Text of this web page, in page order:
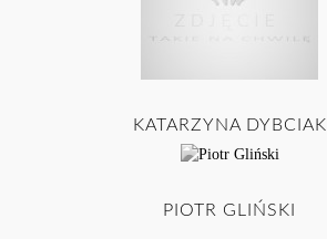
KATARZYNA DYBCIAK
PIOTR GLIŃSKI